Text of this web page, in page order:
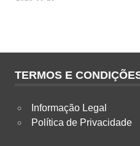
TERMOS E
Informação Legal
Política de Privacidade